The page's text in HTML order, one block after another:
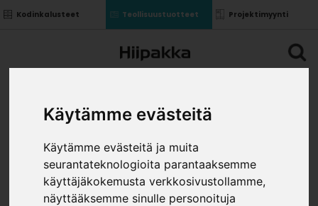
Käytämme evästeitä
Käytämme evästeitä ja muita
seurantateknologioita parantaaksemme
käyttäjäkokemusta verkkosivustollamme,
näyttääksemme sinulle personoituja
Kodinkalusteet Teollisuustuotteet Projektimyynti